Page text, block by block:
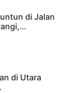
di Jalan
di Utara